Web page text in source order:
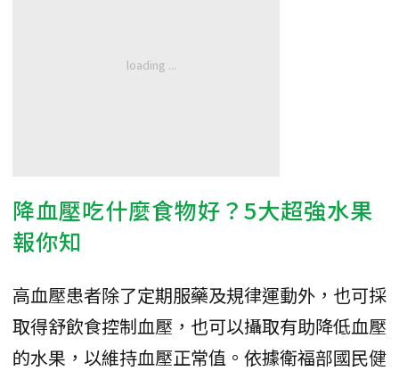
降血壓吃什麼食物好？5大超強水果
報你知
高血壓患者除了定期服藥及規律運動外，也可採
取得舒飲食控制血壓，也可以攝取有助降低血壓
的水果，以維持血壓正常值。依據衛福部國民健